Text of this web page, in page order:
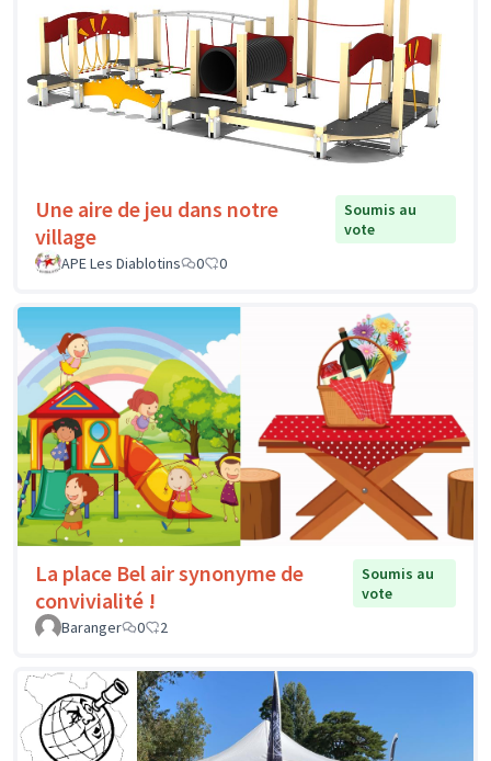
Une aire de jeu dans notre
village
Soumis au
vote
APE Les Diablotins
0 0
La place Bel air synonyme de
convivialité !
Soumis au
vote
Baranger
0 2